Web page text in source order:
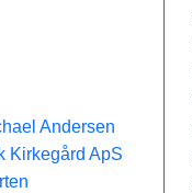
Andersen
Kirkegård ApS